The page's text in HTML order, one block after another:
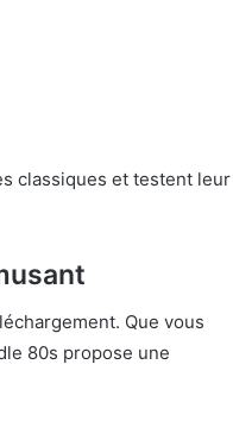
classiques et testent leur
Que vous
80s propose une